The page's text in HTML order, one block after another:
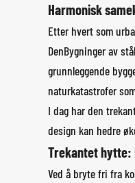
Harmonisk
Etter hvert som
DenBygninger av
grunnleggende
naturkatastrofer
I dag har den
design kan hedre
Trekantet hytte:
Ved å bryte fri fra